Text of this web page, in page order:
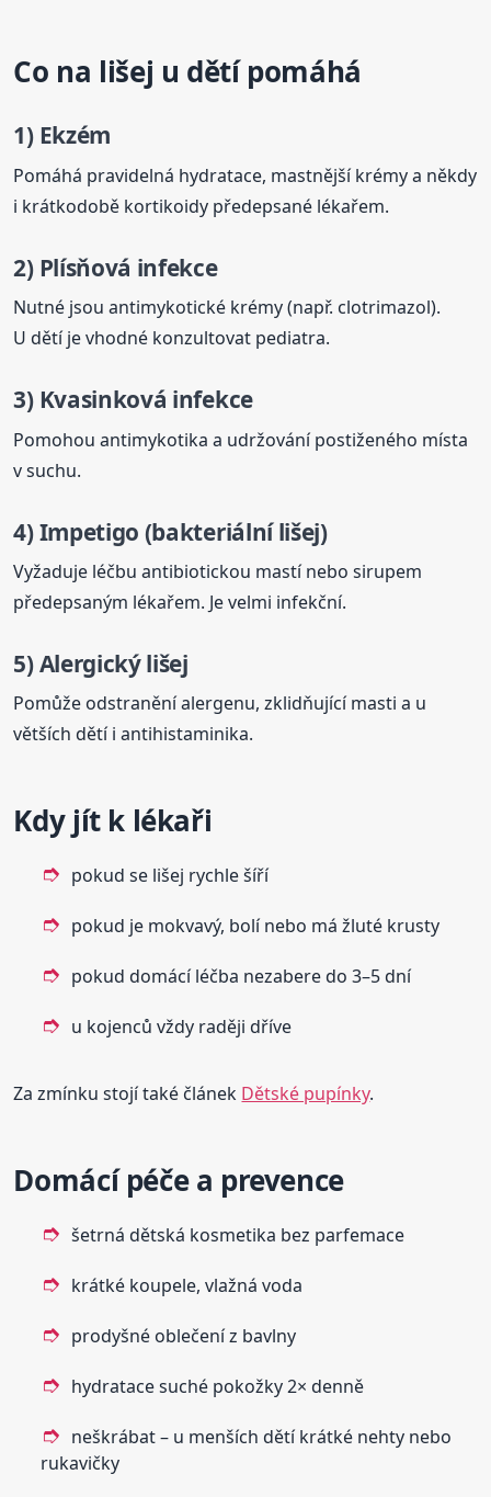
Co na lišej u dětí pomáhá
1) Ekzém
Pomáhá pravidelná hydratace, mastnější krémy a někdy
i krátkodobě kortikoidy předepsané lékařem.
2) Plísňová infekce
Nutné jsou antimykotické krémy (např. clotrimazol).
U dětí je vhodné konzultovat pediatra.
3) Kvasinková infekce
Pomohou antimykotika a udržování postiženého místa
v suchu.
4) Impetigo (bakteriální lišej)
Vyžaduje léčbu antibiotickou mastí nebo sirupem
předepsaným lékařem. Je velmi infekční.
5) Alergický lišej
Pomůže odstranění alergenu, zklidňující masti a u
větších dětí i antihistaminika.
Kdy jít k lékaři
pokud se lišej rychle šíří
pokud je mokvavý, bolí nebo má žluté krusty
pokud domácí léčba nezabere do 3–5 dní
u kojenců vždy raději dříve
Za zmínku stojí také článek Dětské pupínky.
Domácí péče a prevence
šetrná dětská kosmetika bez parfemace
krátké koupele, vlažná voda
prodyšné oblečení z bavlny
hydratace suché pokožky 2× denně
neškrábat – u menších dětí krátké nehty nebo
rukavičky